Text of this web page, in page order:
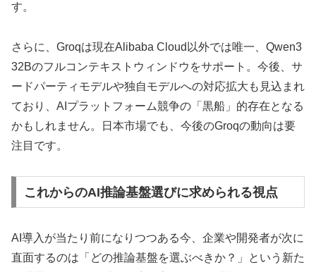
す。
さらに、Groqは現在Alibaba Cloud以外では唯一、Qwen3
32Bのフルコンテキストウィンドウをサポート。今後、サ
ードパーティモデルや独自モデルへの対応拡大も見込まれ
ており、AIプラットフォーム競争の「黒船」的存在となる
かもしれません。日本市場でも、今後のGroqの動向は要
注目です。
これからのAI推論基盤選びに求められる視点
AI導入が当たり前になりつつある今、企業や開発者が次に
直面するのは「どの推論基盤を選ぶべきか？」という新た